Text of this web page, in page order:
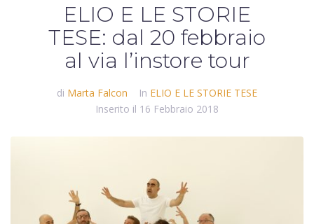
ELIO E LE STORIE
TESE: dal 20 febbraio
al via l’instore tour
di Marta Falcon In ELIO E LE STORIE TESE
Inserito il 16 Febbraio 2018